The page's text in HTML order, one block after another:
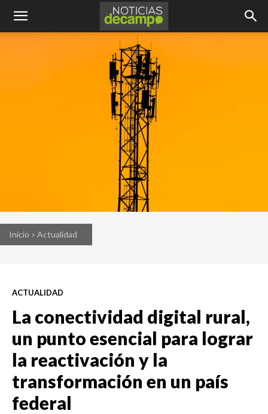
Inicio Actualidad
ACTUALIDAD
La conectividad digital rural,
un punto esencial para lograr
la reactivación y la
transformación en un país
federal